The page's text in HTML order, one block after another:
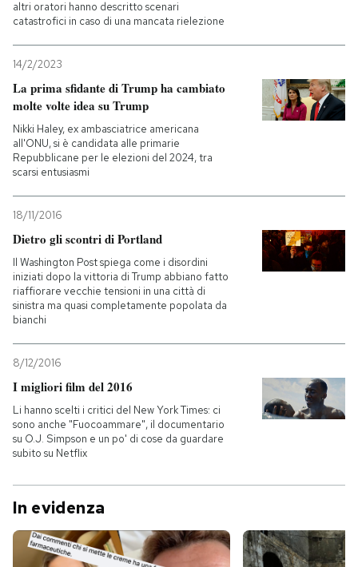
altri oratori hanno descritto scenari
catastrofici in caso di una mancata rielezione
14/2/2023
La prima sfidante di Trump ha cambiato
molte volte idea su Trump
Nikki Haley, ex ambasciatrice americana
all'ONU, si è candidata alle primarie
Repubblicane per le elezioni del 2024, tra
scarsi entusiasmi
18/11/2016
Dietro gli scontri di Portland
Il Washington Post spiega come i disordini
iniziati dopo la vittoria di Trump abbiano fatto
riaffiorare vecchie tensioni in una città di
sinistra ma quasi completamente popolata da
bianchi
8/12/2016
I migliori film del 2016
Li hanno scelti i critici del New York Times: ci
sono anche "Fuocoammare", il documentario
su O.J. Simpson e un po' di cose da guardare
subito su Netflix
In evidenza